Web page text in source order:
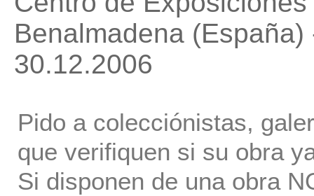
Benalmadena
30.12.2006
Pido a colecciónistas,
que verifiquen si su obra
Si disponen de una obra